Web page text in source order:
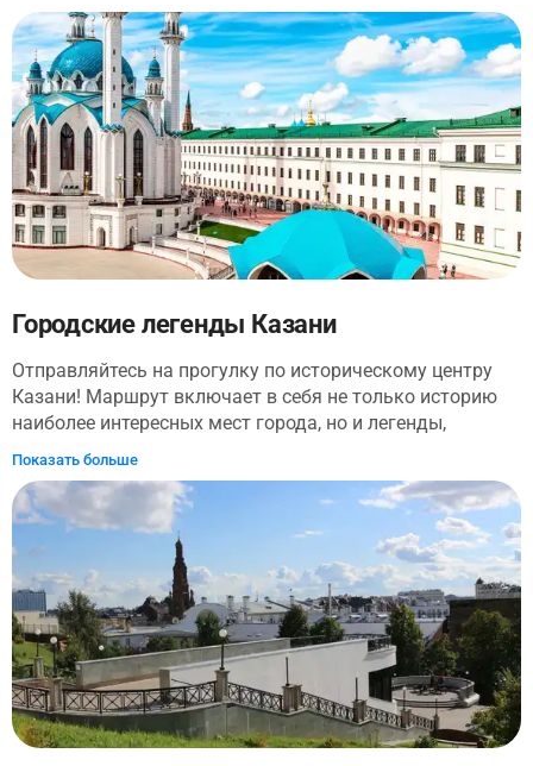
Городские легенды Казани
Отправляйтесь на прогулку по историческому центру
Казани! Маршрут включает в себя не только историю
наиболее интересных мест города, но и легенды,
которые передаются жителями из поколения в
поколение. Экскурсия начнется с посещения старо-
татарской слободы, где вы сможете прочувствовать
атмосферу города и познакомиться с его культурой.
Затем вы отправитесь к одной из главных улиц города
— на улицу Баумана. Там вы сможете забраться на
колокольню, сфотографироваться с самым известным
котом Казани и узнать, сколько километров нужно
преодолеть, чтобы добраться до Нью-Йорка.
Закончится прогулка в Казанском Кремле. Вы узнаете
как мечети Кул Шариф и православному
Благовещенскому собору удается сохранять столь
Показать больше